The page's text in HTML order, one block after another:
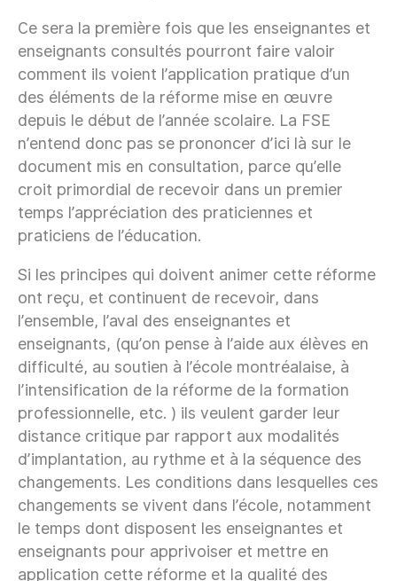
Ce sera la première fois que les enseignantes et
enseignants consultés pourront faire valoir
comment ils voient l’application pratique d’un
des éléments de la réforme mise en œuvre
depuis le début de l’année scolaire. La FSE
n’entend donc pas se prononcer d’ici là sur le
document mis en consultation, parce qu’elle
croit primordial de recevoir dans un premier
temps l’appréciation des praticiennes et
praticiens de l’éducation.
Si les principes qui doivent animer cette réforme
ont reçu, et continuent de recevoir, dans
l’ensemble, l’aval des enseignantes et
enseignants, (qu’on pense à l’aide aux élèves en
difficulté, au soutien à l’école montréalaise, à
l’intensification de la réforme de la formation
professionnelle, etc. ) ils veulent garder leur
distance critique par rapport aux modalités
d’implantation, au rythme et à la séquence des
changements. Les conditions dans lesquelles ces
changements se vivent dans l’école, notamment
le temps dont disposent les enseignantes et
enseignants pour apprivoiser et mettre en
application cette réforme et la qualité des